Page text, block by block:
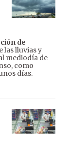
de
las lluvias y
mediodía de
como
días.